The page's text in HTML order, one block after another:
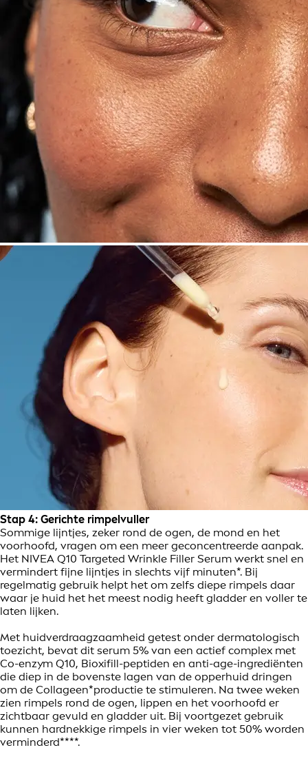
Stap 4: Gerichte rimpelvuller
Sommige lijntjes, zeker rond de ogen, de mond en het
voorhoofd, vragen om een meer geconcentreerde aanpak.
Het NIVEA Q10 Targeted Wrinkle Filler Serum werkt snel en
vermindert fijne lijntjes in slechts vijf minuten*. Bij
regelmatig gebruik helpt het om zelfs diepe rimpels daar
waar je huid het het meest nodig heeft gladder en voller te
laten lijken.
Met huidverdraagzaamheid getest onder dermatologisch
toezicht, bevat dit serum 5% van een actief complex met
Co-enzym Q10, Bioxifill-peptiden en anti-age-ingrediënten
die diep in de bovenste lagen van de opperhuid dringen
om de Collageen*productie te stimuleren. Na twee weken
zien rimpels rond de ogen, lippen en het voorhoofd er
zichtbaar gevuld en gladder uit. Bij voortgezet gebruik
kunnen hardnekkige rimpels in vier weken tot 50% worden
verminderd****.